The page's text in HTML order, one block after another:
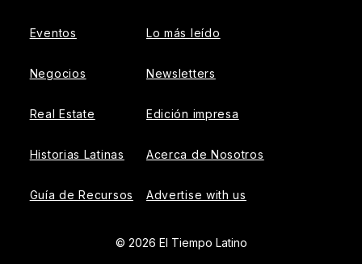
Eventos
Negocios
Real Estate
Historias Latinas
Guía de Recursos
Lo más leído
Newsletters
Edición impresa
Acerca de Nosotros
Advertise with us
© 2026 El Tiempo Latino